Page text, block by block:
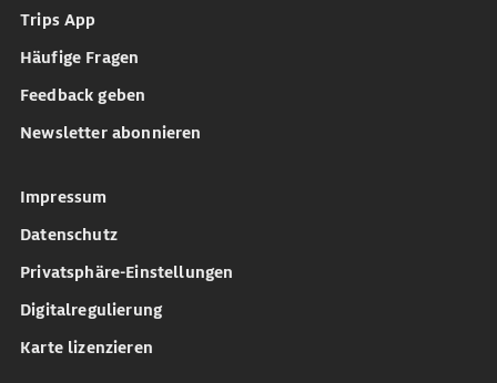
Trips App
Häufige Fragen
Feedback geben
Newsletter abonnieren
Impressum
Datenschutz
Privatsphäre-Einstellungen
Digitalregulierung
Karte lizenzieren